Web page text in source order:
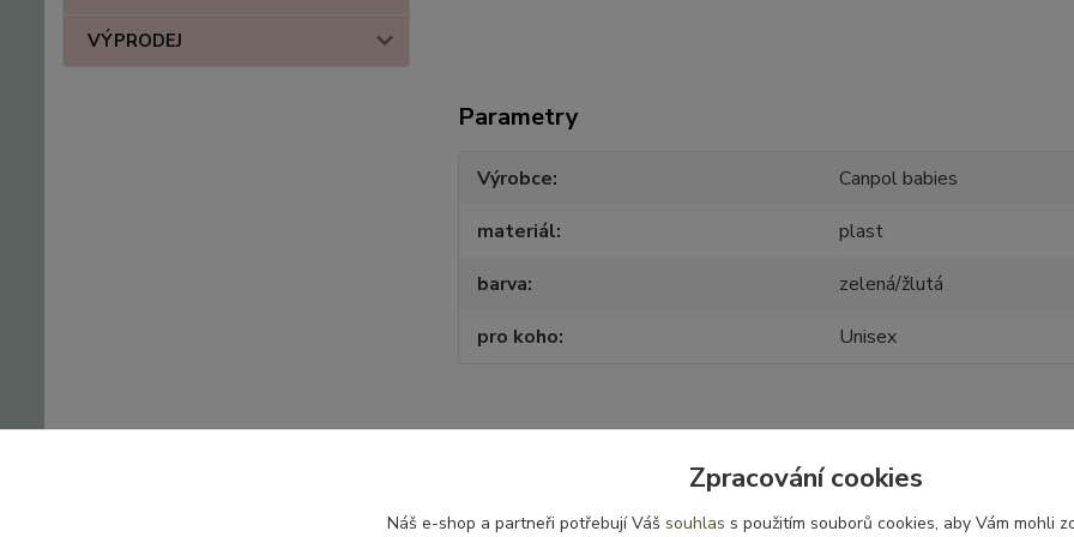
VÝPRODEJ
Parametry
Výrobce
Canpol babies
materiál
plast
barva
zelená/žlutá
pro koho
Unisex
Zboží zařazeno v kategoriíchZpracování cookies
Náš e-shop a partneři potřebují Váš souhlas s použitím souborů cookies, aby Vám mohli